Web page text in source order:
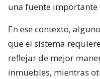
una fuente importante
En ese contexto,
que el sistema
reflejar de mejor
inmuebles, mientras